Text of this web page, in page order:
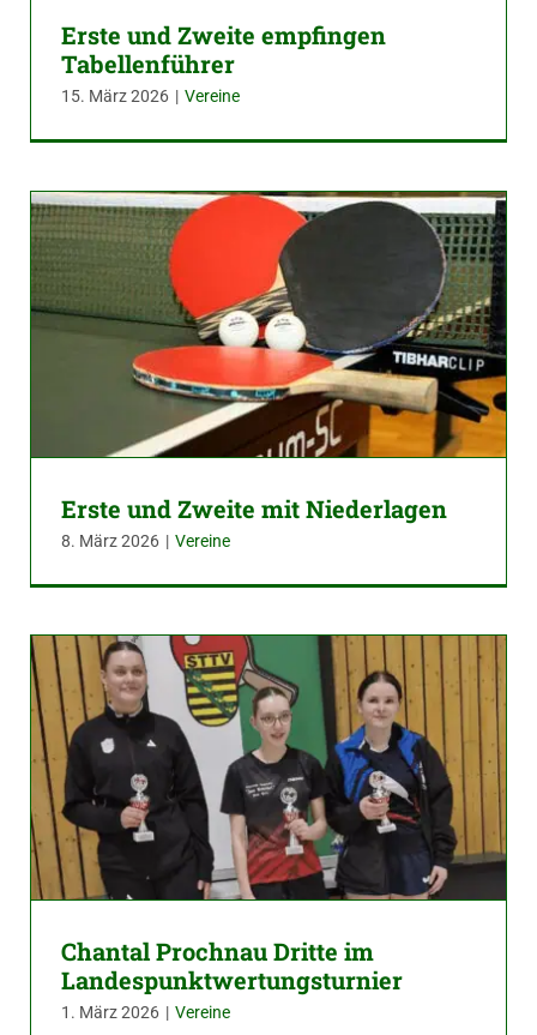
Erste und Zweite empfingen
Tabellenführer
15. März 2026 | Vereine
Erste und Zweite mit Niederlagen
8. März 2026 | Vereine
Chantal Prochnau Dritte im
Landespunktwertungsturnier
1. März 2026 | Vereine